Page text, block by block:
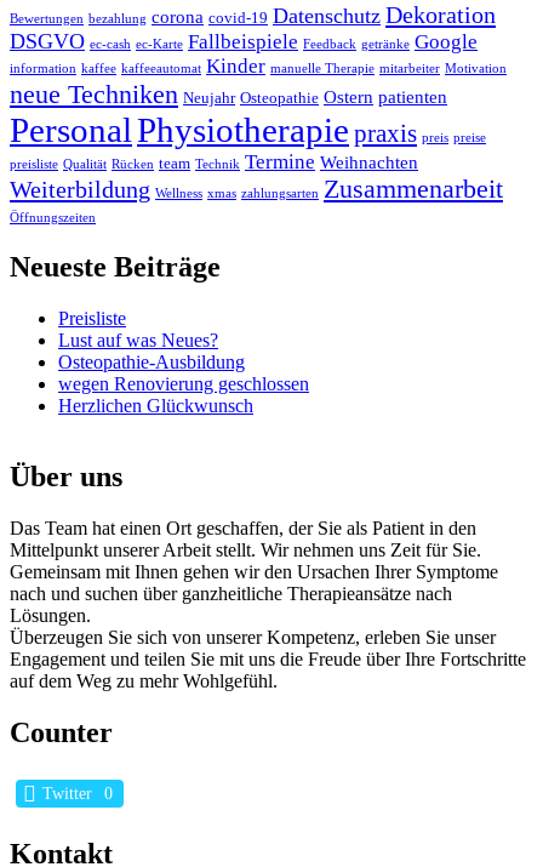
Bewertungen bezahlung corona covid-19 Datenschutz Dekoration
DSGVO ec-cash ec-Karte Fallbeispiele Feedback getränke Google
information kaffee kaffeeautomat Kinder manuelle Therapie mitarbeiter Motivation
neue Techniken Neujahr Osteopathie Ostern patienten
PersonalPhysiotherapie praxis preis preise
preisliste Qualität Rücken team Technik Termine Weihnachten
Weiterbildung Wellness xmas zahlungsarten Zusammenarbeit
Öffnungszeiten
Neueste Beiträge
Preisliste
Lust auf was Neues?
Osteopathie-Ausbildung
wegen Renovierung geschlossen
Herzlichen Glückwunsch
Über uns
Das Team hat einen Ort geschaffen, der Sie als Patient in den
Mittelpunkt unserer Arbeit stellt. Wir nehmen uns Zeit für Sie.
Gemeinsam mit Ihnen gehen wir den Ursachen Ihrer Symptome
nach und suchen über ganzheitliche Therapieansätze nach
Lösungen.
Überzeugen Sie sich von unserer Kompetenz, erleben Sie unser
Engagement und teilen Sie mit uns die Freude über Ihre Fortschritte
auf dem Weg zu mehr Wohlgefühl.
Counter
Twitter 0
Kontakt